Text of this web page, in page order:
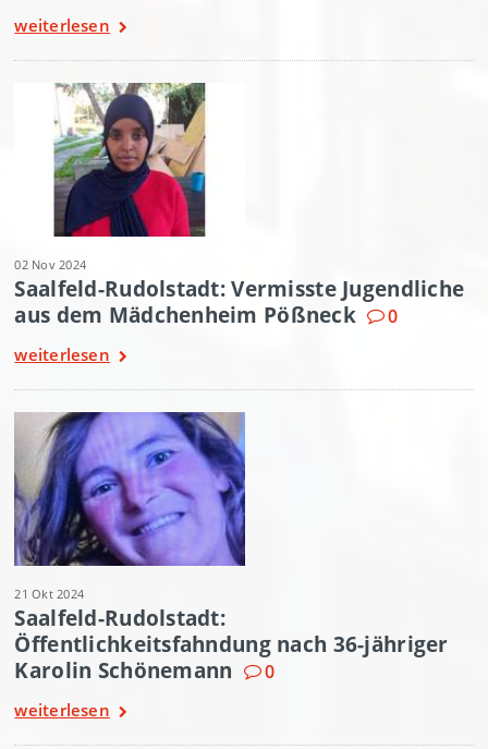
weiterlesen
02 Nov 2024
Saalfeld-Rudolstadt: Vermisste Jugendliche
aus dem Mädchenheim Pößneck
0
weiterlesen
21 Okt 2024
Saalfeld-Rudolstadt:
Öffentlichkeitsfahndung nach 36-jähriger
Karolin Schönemann
0
weiterlesen